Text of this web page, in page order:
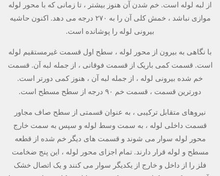
از لبه لوله است. خم شدن آن هنوز بیشتر ، تا زمانی که با محور لوله
موازی نباشد ، خمش کلی آن را به ۲۷۰ درجه می دهد. اکنون حاشیه
بیرونی لوله را پوشانده است.
با نگاهی به بیرون از محور لوله ، سطح اول قسمت غیرمستقیم لوله
است. قسمت کمی باریک از قسمت فوقانی ، از جمله لبه آن. قسمت
خم شده بیرونی لوله ، از جمله لبه آن ، هنوز کمی دورتر است.
دورترین قسمت ، قسمت خم ۹۰ درجه از سطح مسطح است.
نیروهای متقابل ترکیبی ، به عنوان قسمتی از سطح صاف مجاور
قسمت داخلی لوله ، به سمت وسط لوله و سپس به سمت خارج
محور لوله سوار می شوند و قسمت های دیگر خم شده از قطعه
مسطح و لوله قرار دارند. تمام اجزای محور لوله ، این پنج ضخامت
فلز را از داخل و خارج از یکدیگر سوار می کنند و یک اتصال خشک